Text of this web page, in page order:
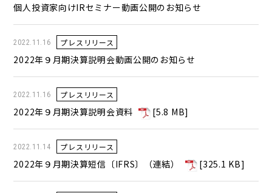
個人投資家向けIRセミナー動画公開のお知らせ
2022.11.16 プレスリリース
2022年９月期決算説明会動画公開のお知らせ
2022.11.16 プレスリリース
2022年９月期決算説明会資料 [5.8 MB]
2022.11.14 プレスリリース
2022年９月期決算短信〔IFRS〕（連結） [325.1 KB]